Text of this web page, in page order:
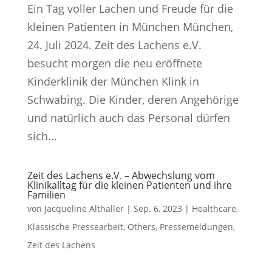
Ein Tag voller Lachen und Freude für die
kleinen Patienten in München München,
24. Juli 2024. Zeit des Lachens e.V.
besucht morgen die neu eröffnete
Kinderklinik der München Klink in
Schwabing. Die Kinder, deren Angehörige
und natürlich auch das Personal dürfen
sich...
Zeit des Lachens e.V. – Abwechslung vom
Klinikalltag für die kleinen Patienten und ihre
Familien
von Jacqueline Althaller| Sep. 6, 2023 | Healthcare,
Klassische Pressearbeit, Others, Pressemeldungen,
Zeit des Lachens